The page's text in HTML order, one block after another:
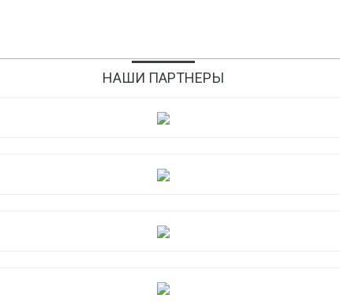
НАШИ ПАРТНЕРЫ